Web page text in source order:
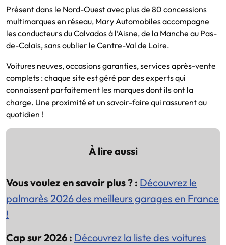
Présent dans le Nord-Ouest avec plus de 80 concessions
multimarques en réseau, Mary Automobiles accompagne
les conducteurs du Calvados à l’Aisne, de la Manche au Pas-
de-Calais, sans oublier le Centre-Val de Loire.
Voitures neuves, occasions garanties, services après-vente
complets : chaque site est géré par des experts qui
connaissent parfaitement les marques dont ils ont la
charge. Une proximité et un savoir-faire qui rassurent au
quotidien !
À lire aussi
Vous voulez en savoir plus ? : Découvrez le
palmarès 2026 des meilleurs garages en France
!
Cap sur 2026 : Découvrez la liste des voitures